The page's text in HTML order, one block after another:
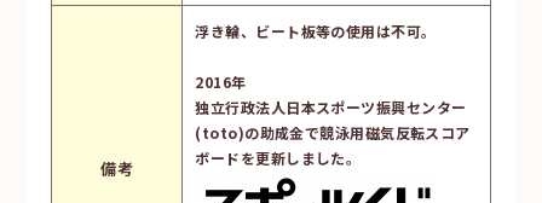
備考
浮き輪、ビート板等の使用は不可。
2016年
独立行政法人日本スポーツ振興センター
(toto)の助成金で競泳用磁気反転スコア
ボードを更新しました。